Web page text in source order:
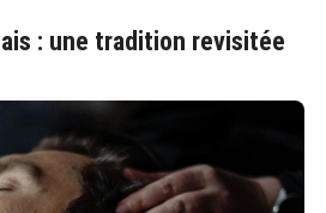
: une tradition revisitée